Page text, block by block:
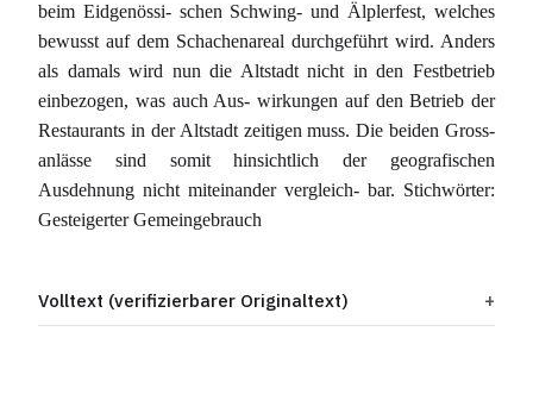
beim Eidgenössi- schen Schwing- und Älplerfest, welches
bewusst auf dem Schachenareal durchgeführt wird. Anders
als damals wird nun die Altstadt nicht in den Festbetrieb
einbezogen, was auch Aus- wirkungen auf den Betrieb der
Restaurants in der Altstadt zeitigen muss. Die beiden Gross-
anlässe sind somit hinsichtlich der geografischen
Ausdehnung nicht miteinander vergleich- bar. Stichwörter:
Gesteigerter Gemeingebrauch
Volltext (verifizierbarer Originaltext)